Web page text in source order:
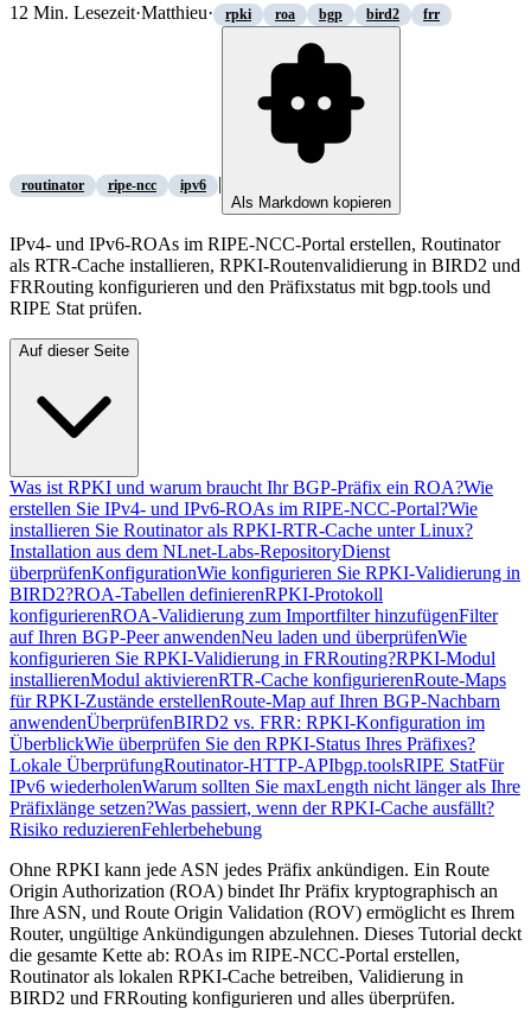
12 Min. Lesezeit·Matthieu· rpki roa bgp bird2 frr
routinator ripe-ncc ipv6 |
Als Markdown kopieren
IPv4- und IPv6-ROAs im RIPE-NCC-Portal erstellen, Routinator
als RTR-Cache installieren, RPKI-Routenvalidierung in BIRD2 und
FRRouting konfigurieren und den Präfixstatus mit bgp.tools und
RIPE Stat prüfen.
Auf dieser Seite
Was ist RPKI und warum braucht Ihr BGP-Präfix ein ROA?Wie
erstellen Sie IPv4- und IPv6-ROAs im RIPE-NCC-Portal?Wie
installieren Sie Routinator als RPKI-RTR-Cache unter Linux?
Installation aus dem NLnet-Labs-RepositoryDienst
überprüfenKonfigurationWie konfigurieren Sie RPKI-Validierung in
BIRD2?ROA-Tabellen definierenRPKI-Protokoll
konfigurierenROA-Validierung zum Importfilter hinzufügenFilter
auf Ihren BGP-Peer anwendenNeu laden und überprüfenWie
konfigurieren Sie RPKI-Validierung in FRRouting?RPKI-Modul
installierenModul aktivierenRTR-Cache konfigurierenRoute-Maps
für RPKI-Zustände erstellenRoute-Map auf Ihren BGP-Nachbarn
anwendenÜberprüfenBIRD2 vs. FRR: RPKI-Konfiguration im
ÜberblickWie überprüfen Sie den RPKI-Status Ihres Präfixes?
Lokale ÜberprüfungRoutinator-HTTP-APIbgp.toolsRIPE StatFür
IPv6 wiederholenWarum sollten Sie maxLength nicht länger als Ihre
Präfixlänge setzen?Was passiert, wenn der RPKI-Cache ausfällt?
Risiko reduzierenFehlerbehebung
Ohne RPKI kann jede ASN jedes Präfix ankündigen. Ein Route
Origin Authorization (ROA) bindet Ihr Präfix kryptographisch an
Ihre ASN, und Route Origin Validation (ROV) ermöglicht es Ihrem
Router, ungültige Ankündigungen abzulehnen. Dieses Tutorial deckt
die gesamte Kette ab: ROAs im RIPE-NCC-Portal erstellen,
Routinator als lokalen RPKI-Cache betreiben, Validierung in
BIRD2 und FRRouting konfigurieren und alles überprüfen.